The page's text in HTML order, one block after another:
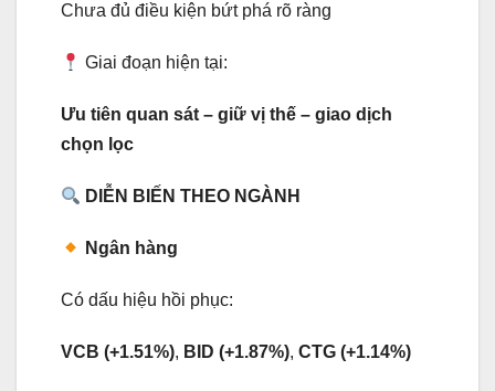
Chưa đủ điều kiện bứt phá rõ ràng
Giai đoạn hiện tại:
Ưu tiên quan sát – giữ vị thế – giao dịch
chọn lọc
DIỄN BIẾN THEO NGÀNH
Ngân hàng
Có dấu hiệu hồi phục:
VCB (+1.51%), BID (+1.87%), CTG (+1.14%)